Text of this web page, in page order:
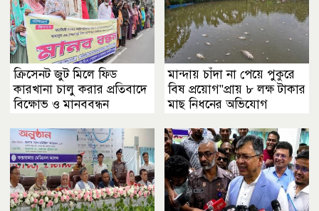
ক্রিসেনট জুট মিলে ফিড
কারখানা চালু করার প্রতিবাদে
বিক্ষোভ ও মানববন্ধন
মান্দায় চাঁদা না পেয়ে পুকুরে
বিষ প্রয়োগ"প্রায় ৮ লক্ষ টাকার
মাছ নিধনের অভিযোগ